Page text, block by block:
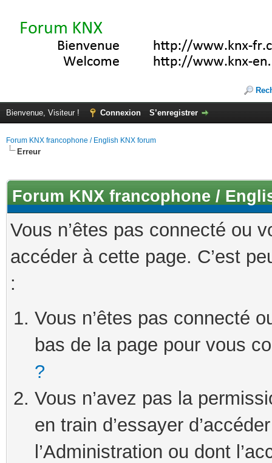
Bienvenue, Visiteur ! Connexion S’enregistrer
Forum KNX francophone / English KNX forum
Erreur
Forum KNX francophone /
Vous n’êtes pas connecté ou
accéder à cette page. C’est
:
Vous n’êtes pas connecté
bas de la page pour vous
?
Vous n’avez pas la
en train d’essayer
l’Administration ou dont